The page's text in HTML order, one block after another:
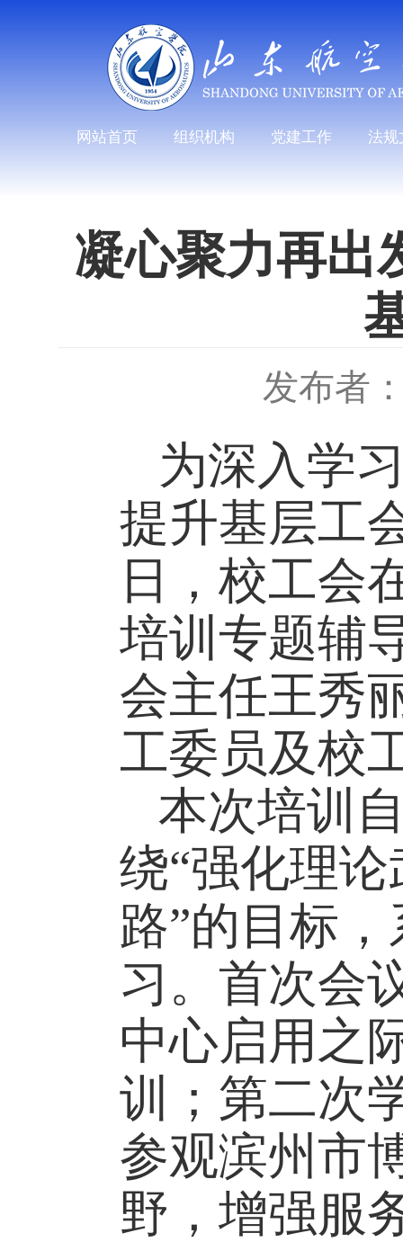
网站首页 组织机构 党建工作 法规
凝心聚力再出
发布者
为深入学
提升基层工
日，校工会
培训专题辅
会主任王秀
工委员及校
本次培训
绕“强化理
路”的目标
习。首次会
中心启用之
训；第二次
参观滨州市
野，增强服